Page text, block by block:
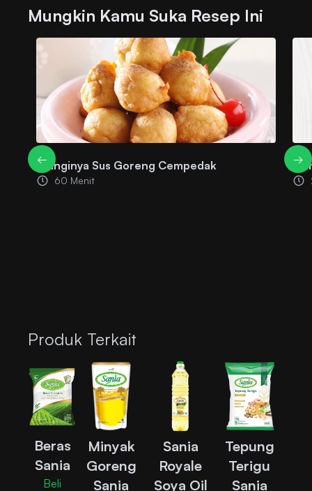
Mungkin Kamu Suka Resep Ini
←
Wanginya Sus Goreng Cempedak
60 Menit
→
Produk Terkait
Beras
Sania
Beli
Minyak
Goreng
Sania
Sania
Royale
Soya Oil
Tepung
Terigu
Sania